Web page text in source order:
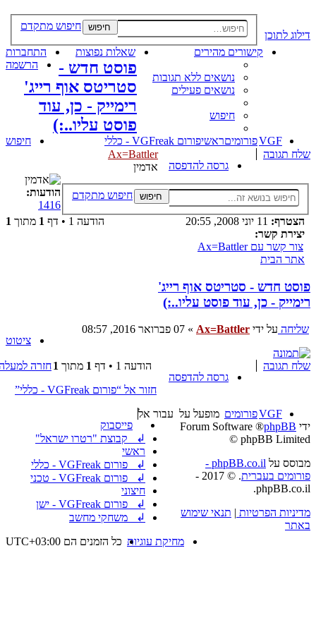
דילוג לתוכן
חיפוש חיפוש מתקדם
קישורים מהירים
נושאים ללא תגובות
נושאים פעילים
חיפוש
שאלות נפוצות
התחברות
הרשמה
VGF פורומיםראשיפורום VGFreak - כללי חיפוש
פוסט חדש -
סטריטס אוף רייג'
רימייק - כן, עוד
פוסט עליו..:)
שלח תגובה
גרסה להדפסה
חיפוש חיפוש מתקדם
הודעה 1 • דף 1מתוך 1
Ax=Battler
אדמין
הודעות:
1416
הצטרף:11 יוני 2008, 20:55
יצירת קשר:
צור קשר עם Ax=Battler
אתר הבית
פוסט חדש - סטריטס אוף רייג'
רימייק - כן, עוד פוסט עליו..:)
ציטוט
שליחה על ידי Ax=Battler
» 07 פברואר 2016, 08:57
חזרה למעלה
שלח תגובה
גרסה להדפסה
הודעה 1 • דף 1מתוך 1
חזור אל “פורום VGFreak - כללי”
עבור אל
פייסבוק
↲ קבוצת "רטרו ישראל"
ראשי
↲ פורום VGFreak - כללי
↲ פורום VGFreak - טכני
חיצוני
↲ פורום VGFreak - ישן
↲ משחקי מחשב
VGF פורומים
כל הזמנים הם UTC+03:00 מחיקת עוגיות
מופעל על
ידי phpBB
® Forum Software
© phpBB Limited
מבוסס על
phpBB.co.il -
פורומים בעברית
. © 2017 -
phpBB.co.il.
מדיניות הפרטיות | תנאי שימוש
באתר